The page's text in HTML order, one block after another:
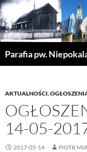
Parafia pw.
AKTUALNOŚCI,
14-05-
2017-05-14 PIOTR